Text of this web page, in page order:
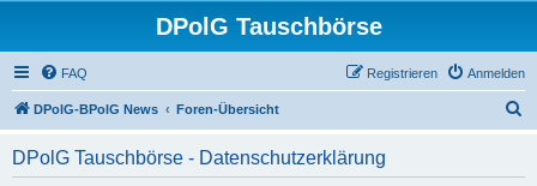
DPolG Tauschbörse
FAQ Anmelden
Registrieren
DPolG-BPolG News Foren-Übersicht
DPolG Tauschbörse - Datenschutzerklärung